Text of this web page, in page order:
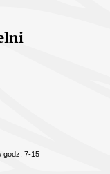
godz. 7-15